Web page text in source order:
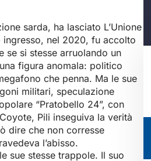
sarda, ha lasciato L’Unione
ingresso, nel 2020, fu accolto
se si stesse arruolando un
figura anomala: politico
che penna. Ma le sue
militari, speculazione
“Pratobello 24”, con
Pili inseguiva la verità
dire che non corresse
l’abisso.
sue stesse trappole. Il suo